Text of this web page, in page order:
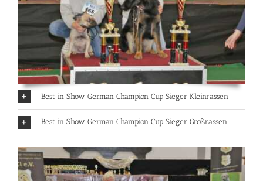
Best in Show German Champion Cup Sieger Kleinrassen
Best in Show German Champion Cup Sieger Großrassen